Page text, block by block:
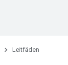
Leitfäden